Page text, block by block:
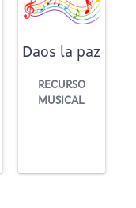
Daos la paz
RECURSO
MUSICAL